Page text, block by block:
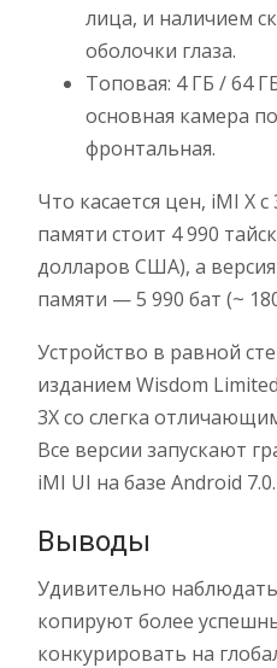
лица, и наличием
оболочки глаза.
Топовая: 4 ГБ / 64
основная камера
фронтальная.
Что касается цен, iMI X
памяти стоит 4 990
долларов США), а
памяти — 5 990 бат (~
Устройство в равной
изданием Wisdom
3X со слегка
Все версии запускают
iMI UI на базе Android
Выводы
Удивительно
копируют более
конкурировать на